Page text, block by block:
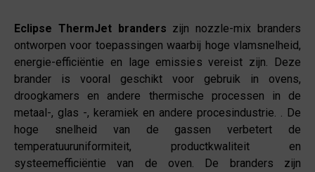
Eclipse ThermJet branders zijn nozzle-mix branders
ontworpen voor toepassingen waarbij hoge vlamsnelheid,
energie-efficiëntie en lage emissies vereist zijn. Deze
brander is vooral geschikt voor gebruik in ovens,
droogkamers en andere thermische processen in de
metaal-, glas -, keramiek en andere procesindustrie. . De
hoge snelheid van de gassen verbetert de
temperatuuruniformiteit, productkwaliteit en
systeemefficiëntie van de oven. De branders zijn